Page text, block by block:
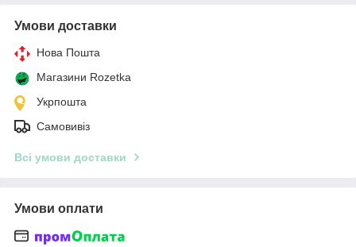
Умови доставки
Нова Пошта
Магазини Rozetka
Укрпошта
Самовивіз
Всі умови доставки
Умови оплати